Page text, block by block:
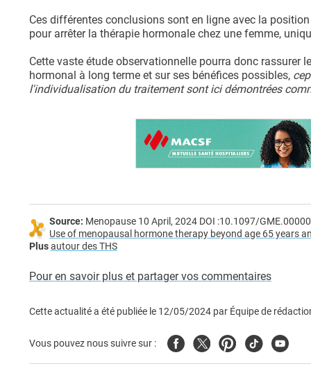
Ces différentes conclusions sont en ligne avec la
pour arrêter la thérapie hormonale chez une femme,
Cette vaste étude observationnelle pourra donc
hormonal à long terme et sur ses bénéfices possibles,
l'individualisation du traitement sont ici démontrées
Source: Menopause 10 April, 2024 DOI :10.1097/
Use of menopausal hormone therapy beyond age 65 years
Plusautour des THS
Pour en savoir plus et partager vos commentaires
Cette actualité a été publiée le 12/05/2024 par Équipe de
Vous pouvez nous suivre sur : FacebookTwitterPinterest
TiktokYoutube